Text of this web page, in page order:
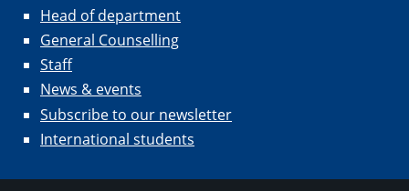
Head of department
General Counselling
Staff
News & events
Subscribe to our newsletter
International students